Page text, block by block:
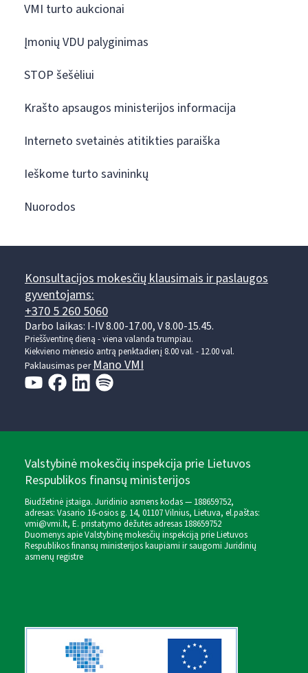
VMI turto aukcionai
Įmonių VDU palyginimas
STOP šešėliui
Krašto apsaugos ministerijos informacija
Interneto svetainės atitikties paraiška
Ieškome turto savininkų
Nuorodos
Konsultacijos mokesčių klausimais ir paslaugos
gyventojams:
+370 5 260 5060
Darbo laikas: I-IV 8.00-17.00, V 8.00-15.45.
Prieššventinę dieną - viena valanda trumpiau.
Kiekvieno mėnesio antrą penktadienį 8.00 val. - 12.00 val.
Paklausimas perMano VMI
Valstybinė mokesčių inspekcija prie Lietuvos
Respublikos finansų ministerijos
Biudžetinė įstaiga. Juridinio asmens kodas — 188659752,
adresas: Vasario 16-osios g. 14, 01107 Vilnius, Lietuva, el.paštas:
vmi@vmi.lt, E. pristatymo dėžutės adresas 188659752
Duomenys apie Valstybinę mokesčių inspekciją prie Lietuvos
Respublikos finansų ministerijos kaupiami ir saugomi Juridinių
asmenų registre